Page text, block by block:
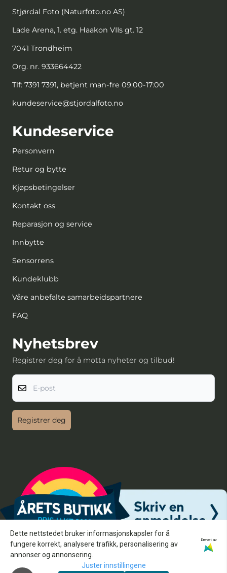
Stjørdal Foto (Naturfoto.no AS)
Lade Arena, 1. etg. Haakon VIIs gt. 12
7041 Trondheim
Org. nr. 933664422
Tlf: 7391 7391, betjent man-fre 09:00-17:00
kundeservice@stjordalfoto.no
Kundeservice
Personvern
Retur og bytte
Kjøpsbetingelser
Kontakt oss
Reparasjon og service
Innbytte
Sensorrens
Kundeklubb
Våre anbefalte samarbeidspartnere
FAQ
Nyhetsbrev
Registrer deg for å motta nyheter og tilbud!
E-post
Registrer deg
Dette nettstedet bruker informasjonskapsler for å
fungere korrekt, analysere trafikk, personalisering av
annonser og annonsering.
Drevet av
Juster innstillingene